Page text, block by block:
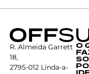
R. Almeida Garrett
18,
2795-012 Linda-a-
O